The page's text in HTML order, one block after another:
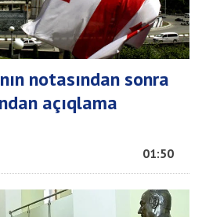
notasından sonra
açıqlama
01:50